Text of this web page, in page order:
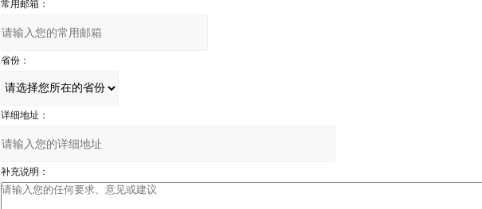
常用邮箱：
省份：
详细地址：
补充说明：